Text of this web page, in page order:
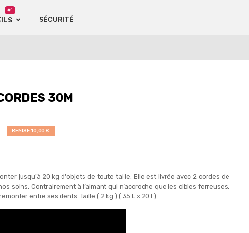
#1
SÉCURITÉ
30M
REMISE 10,00 €
jusqu'à 20 kg d'objets de toute taille. Elle est livrée avec 2 cordes de
soins. Contrairement à l’aimant qui n’accroche que les cibles ferreuses,
entre ses dents. Taille ( 2 kg ) ( 35 L x 20 l )